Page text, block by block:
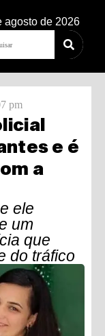
agosto de 2026
pm
e é
a
ele
um
que
do tráfico